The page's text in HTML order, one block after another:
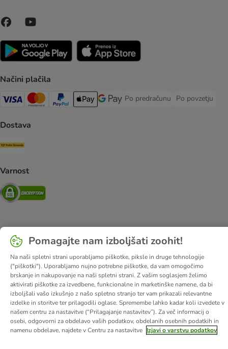
Načini plačila
Visa Payment Method
MasterCard Payment Method
PayPal Payment Method
Apple Pay Payment Method
Google pay Payment Method
Po predračunu
Po predračunu Payment Method
Po povzetju
Po povzetju
Dostava
Pošta Slovenije Shipping Method
Varnost
Security
O nas Kariera Več o podjetju
Impresum
Odpadki in predpisi glede varovanja okolja
Kontakt
Stroški pošiljanja in čas dostave
Načini plačila
Zasebnost
Izjava o dostopnosti
Informacije – Zakon o digitalnih storitvah
© zooplus SE2026
Pomagajte nam izboljšati zoohit!
Na naši spletni strani uporabljamo piškotke, piksle in druge tehnologije
("piškotki"). Uporabljamo nujno potrebne piškotke, da vam omogočimo
brskanje in nakupovanje na naši spletni strani. Z vašim soglasjem želimo
aktivirati piškotke za izvedbene, funkcionalne in marketinške namene, da bi
izboljšali vašo izkušnjo z našo spletno stranjo ter vam prikazali relevantne
izdelke in storitve ter prilagodili oglase. Spremembe lahko kadar koli izvedete v
našem centru za nastavitve (“Prilagajanje nastavitev”). Za več informacij o
osebi, odgovorni za obdelavo vaših podatkov, obdelanih osebnih podatkih in
namenu obdelave, najdete v Centru za nastavitve Izjavi o varstvu podatkov